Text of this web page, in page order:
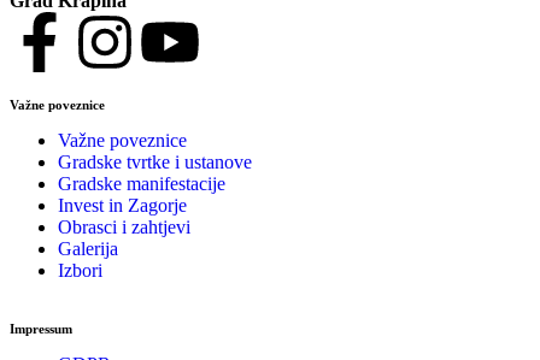
Važne poveznice
Važne poveznice
Gradske tvrtke i ustanove
Gradske manifestacije
Invest in Zagorje
Obrasci i zahtjevi
Galerija
Izbori
Impressum